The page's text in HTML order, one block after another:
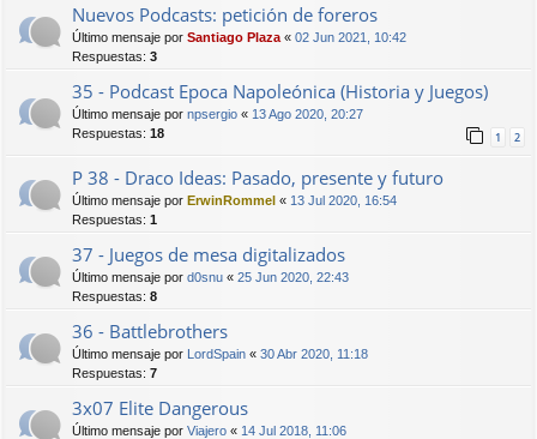
Nuevos Podcasts: petición de foreros
Último mensaje por Santiago Plaza « 02 Jun 2021, 10:42
Respuestas: 3
35 - Podcast Epoca Napoleónica (Historia y Juegos)
Último mensaje por npsergio « 13 Ago 2020, 20:27
Respuestas: 18 1 2
P 38 - Draco Ideas: Pasado, presente y futuro
Último mensaje por ErwinRommel « 13 Jul 2020, 16:54
Respuestas: 1
37 - Juegos de mesa digitalizados
Último mensaje por d0snu « 25 Jun 2020, 22:43
Respuestas: 8
36 - Battlebrothers
Último mensaje por LordSpain « 30 Abr 2020, 11:18
Respuestas: 7
3x07 Elite Dangerous
Último mensaje por Viajero « 14 Jul 2018, 11:06